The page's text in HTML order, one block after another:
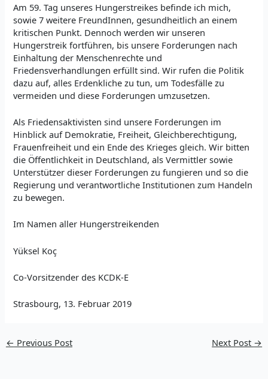
Am 59. Tag unseres Hungerstreikes befinde ich mich,
sowie 7 weitere FreundInnen, gesundheitlich an einem
kritischen Punkt. Dennoch werden wir unseren
Hungerstreik fortführen, bis unsere Forderungen nach
Einhaltung der Menschenrechte und
Friedensverhandlungen erfüllt sind. Wir rufen die Politik
dazu auf, alles Erdenkliche zu tun, um Todesfälle zu
vermeiden und diese Forderungen umzusetzen.
Als Friedensaktivisten sind unsere Forderungen im
Hinblick auf Demokratie, Freiheit, Gleichberechtigung,
Frauenfreiheit und ein Ende des Krieges gleich. Wir bitten
die Öffentlichkeit in Deutschland, als Vermittler sowie
Unterstützer dieser Forderungen zu fungieren und so die
Regierung und verantwortliche Institutionen zum Handeln
zu bewegen.
Im Namen aller Hungerstreikenden
Yüksel Koç
Co-Vorsitzender des KCDK-E
Strasbourg, 13. Februar 2019
← Previous Post Next Post →